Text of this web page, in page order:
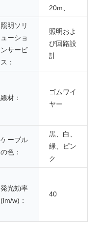
20m、
照明ソリ
ューショ
ンサービ
ス：
照明およ
び回路設
計
線材：
ゴムワイ
ヤー
ケーブル
の色：
黒、白、
緑、ピン
ク
発光効率
(lm/w)：
40